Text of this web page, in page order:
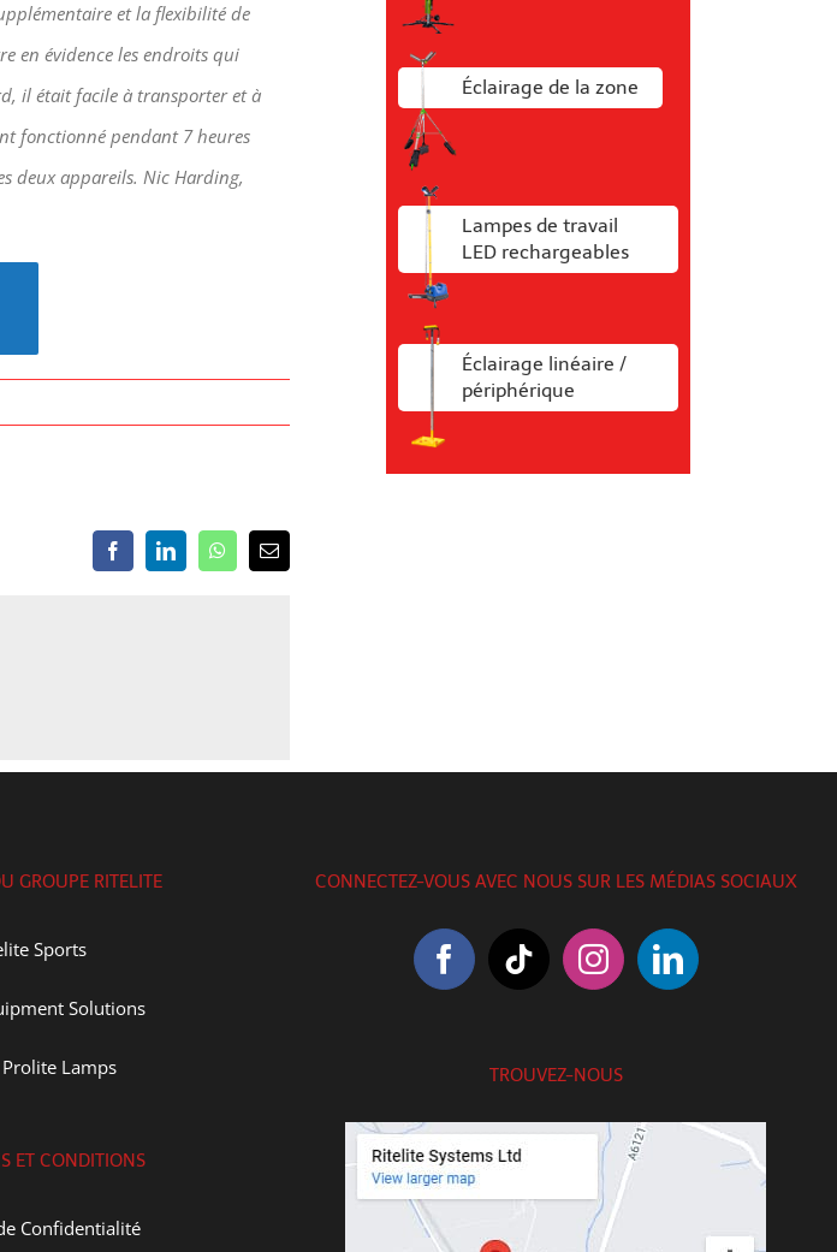
et la flexibilité de
en évidence les endroits qui
il était facile à transporter et à
fonctionné pendant 7 heures
deux appareils. Nic Harding,
FacebookLinkedInWhatsApp
Email
Éclairage de la zone
Lampes de travail
LED rechargeables
Éclairage linéaire /
périphérique
GROUPE RITELITE
Sports
Solutions
Lamps
ET CONDITIONS
Confidentialité
CONNECTEZ-VOUS AVEC NOUS SUR LES MÉDIAS SOCIAUX
TROUVEZ-NOUS